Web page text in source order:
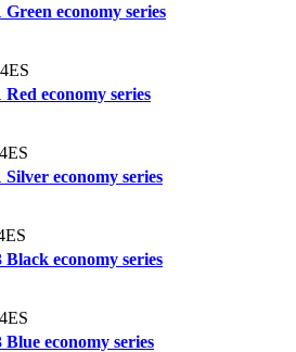
economy series
economy series
economy series
economy series
economy series